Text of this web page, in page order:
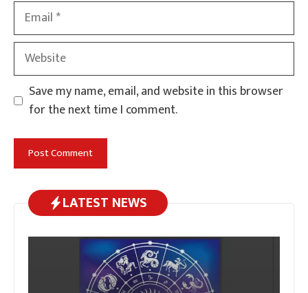
Email
Website
Save my name, email, and website in this browser
for the next time I comment.
LATEST NEWS